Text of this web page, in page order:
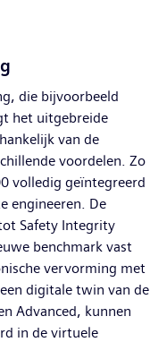
die bijvoorbeeld
het uitgebreide
van de
voordelen. Zo
volledig geïntegreerd
engineeren. De
Safety Integrity
benchmark vast
vervorming met
digitale twin van de
Advanced, kunnen
in de virtuele